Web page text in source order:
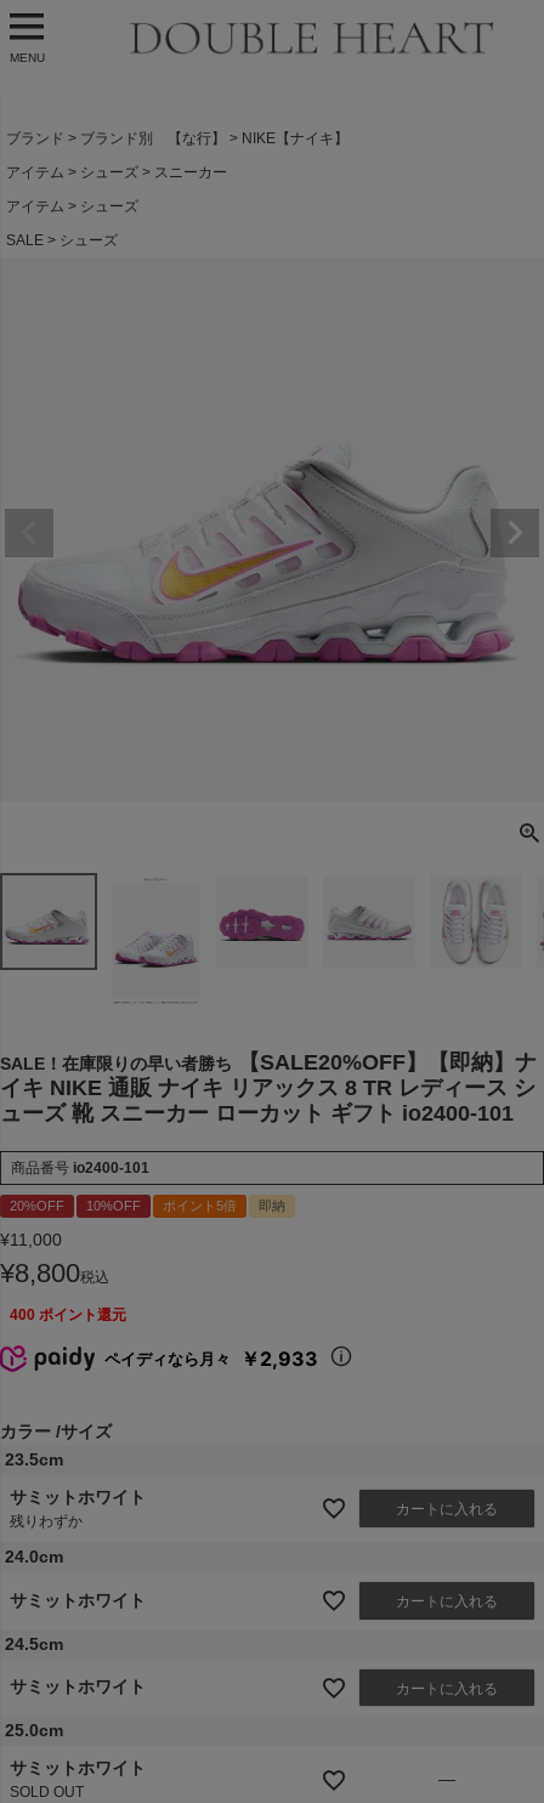
MENU
ブランド ブランド別 【な行】
NIKE【ナイキ】
アイテム
シューズ
スニーカー
アイテム
シューズ
SALE
シューズ
SALE！在庫限りの早い者勝ち
【SALE20%OFF】【即納】ナ
イキ NIKE 通販 ナイキ リアックス 8 TR レディース シ
ューズ 靴 スニーカー ローカット ギフト io2400-101
商品番号 io2400-101
20%OFF 10%OFF ポイント5倍 即納
¥11,000
¥8,800税込
400 ポイント還元
ペイディなら月々 ￥2,933
カラー サイズ
23.5cm
サミットホワイト
残りわずか
カートに入れる
24.0cm
サミットホワイト カートに入れる
24.5cm
サミットホワイト カートに入れる
25.0cm
サミットホワイト
SOLD OUT
—